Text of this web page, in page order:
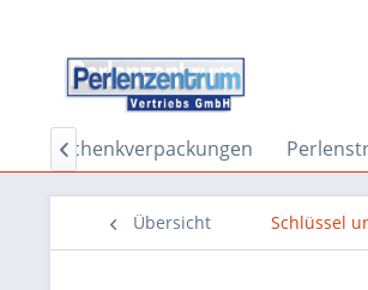
Geschenkverpackungen

Übersicht Schlüssel